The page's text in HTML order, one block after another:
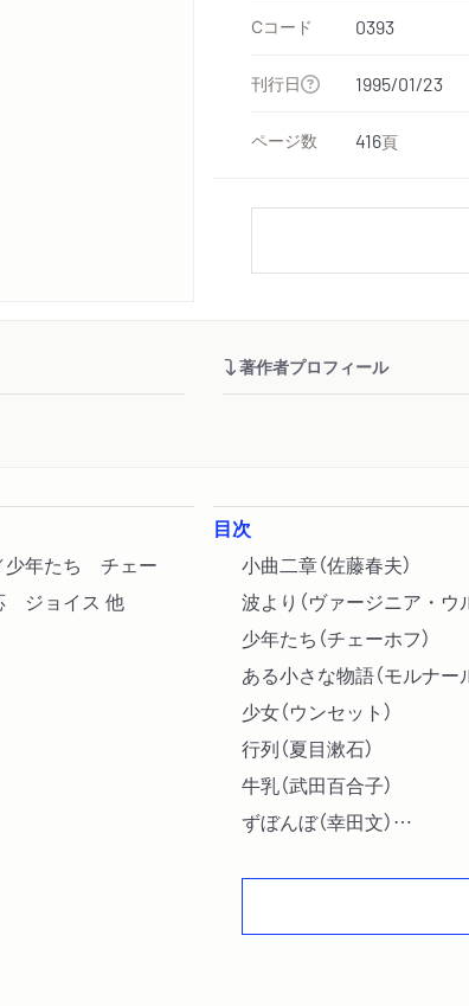
Cコード 0393
刊行日 1995/01/23
ページ数 416頁
著作者プロフィール
少年たち チェー
ジョイス 他
目次
小曲二章（佐藤春夫）
波より（ヴァージニア・ウ
少年たち（チェーホフ）
ある小さな物語（モルナー
少女（ウンセット）
行列（夏目漱石）
牛乳（武田百合子）
ずぼんぼ（幸田文）
英語教師の日記から 抄（
蔦の門（岡本かの子）